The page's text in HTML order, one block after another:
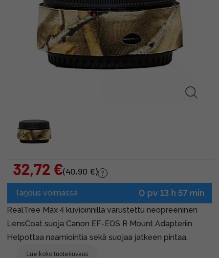
32,72 €(40,90 €)
Tarjous voimassa 0 pv 13 h 57 min
RealTree Max 4 kuvioinnilla varustettu neopreeninen
LensCoat suoja Canon EF-EOS R Mount Adapteriin.
Helpottaa naamiointia sekä suojaa jatkeen pintaa.
Lue koko tuotekuvaus